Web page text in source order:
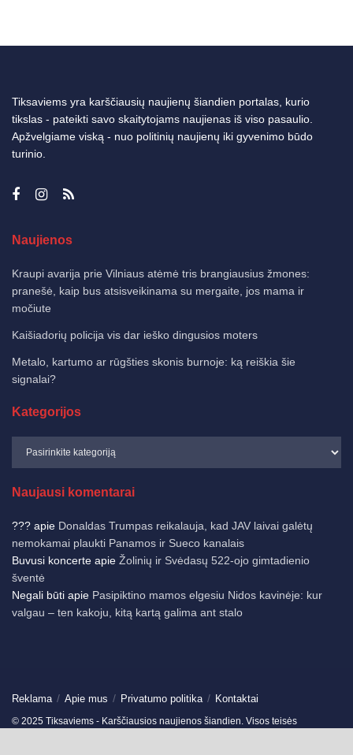
Tiksaviems yra karščiausių naujienų šiandien portalas, kurio
tikslas - pateikti savo skaitytojams naujienas iš viso pasaulio.
Apžvelgiame viską - nuo politinių naujienų iki gyvenimo būdo
turinio.
Naujienos
Kraupi avarija prie Vilniaus atėmė tris brangiausius žmones:
pranešė, kaip bus atsisveikinama su mergaite, jos mama ir
močiute
Kaišiadorių policija vis dar ieško dingusios moters
Metalo, kartumo ar rūgšties skonis burnoje: ką reiškia šie
signalai?
Kategorijos
Naujausi komentarai
??? apie Donaldas Trumpas reikalauja, kad JAV laivai galėtų
nemokamai plaukti Panamos ir Sueco kanalais
Buvusi koncerte apie Žolinių ir Svėdasų 522-ojo gimtadienio
šventė
Negali būti apie Pasipiktino mamos elgesiu Nidos kavinėje: kur
valgau – ten kakoju, kitą kartą galima ant stalo
Reklama Apie mus Privatumo politika Kontaktai
© 2025 Tiksaviems - Karščiausios naujienos šiandien. Visos teisės